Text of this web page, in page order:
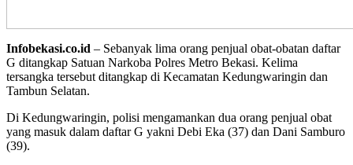
Infobekasi.co.id – Sebanyak lima orang penjual obat-obatan daftar
G ditangkap Satuan Narkoba Polres Metro Bekasi. Kelima
tersangka tersebut ditangkap di Kecamatan Kedungwaringin dan
Tambun Selatan.
Di Kedungwaringin, polisi mengamankan dua orang penjual obat
yang masuk dalam daftar G yakni Debi Eka (37) dan Dani Samburo
(39).